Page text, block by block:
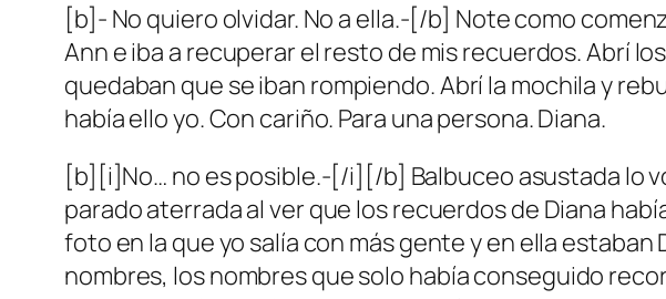
[b]- No quiero olvidar. No a ella.-[/b] Note como
Ann e iba a recuperar el resto de mis recuerdos. Abrí
quedaban que se iban rompiendo. Abrí la mochila y
había ello yo. Con cariño. Para una persona. Diana.
[b][i]No… no es posible.-[/i][/b] Balbuceo asustada lo
parado aterrada al ver que los recuerdos de Diana
foto en la que yo salía con más gente y en ella
nombres, los nombres que solo había conseguido